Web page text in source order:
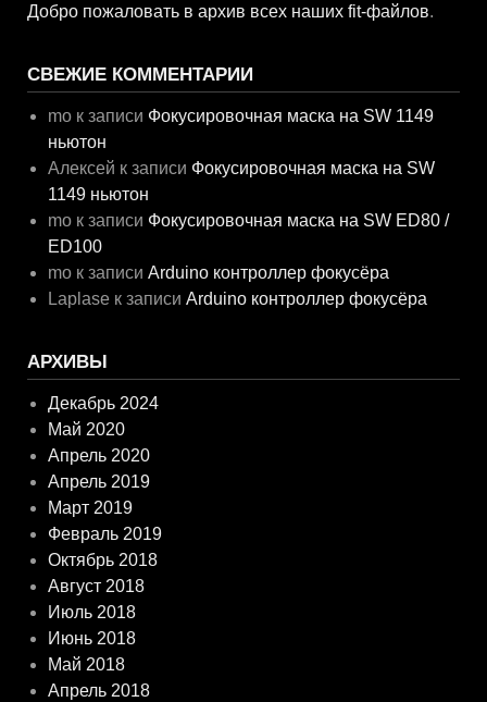
Добро пожаловать в архив всех наших fit-файлов.
СВЕЖИЕ КОММЕНТАРИИ
mo к записи Фокусировочная маска на SW 1149
ньютон
Алексей к записи Фокусировочная маска на SW
1149 ньютон
mo к записи Фокусировочная маска на SW ED80 /
ED100
mo к записиArduino контроллер фокусёра
Laplase к записиArduino контроллер фокусёра
АРХИВЫ
Декабрь 2024
Май 2020
Апрель 2020
Апрель 2019
Март 2019
Февраль 2019
Октябрь 2018
Август 2018
Июль 2018
Июнь 2018
Май 2018
Апрель 2018